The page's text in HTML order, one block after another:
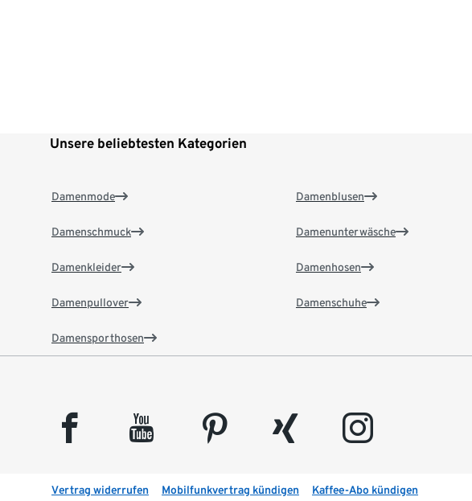
Unsere beliebtesten Kategorien
Damenmode
Damenschmuck
Damenkleider
Damenpullover
Damensporthosen
Damenblusen
Damenunterwäsche
Damenhosen
Damenschuhe
facebook youtube pinterest xing instagram
Vertrag widerrufen Mobilfunkvertrag kündigen Kaffee-Abo kündigen